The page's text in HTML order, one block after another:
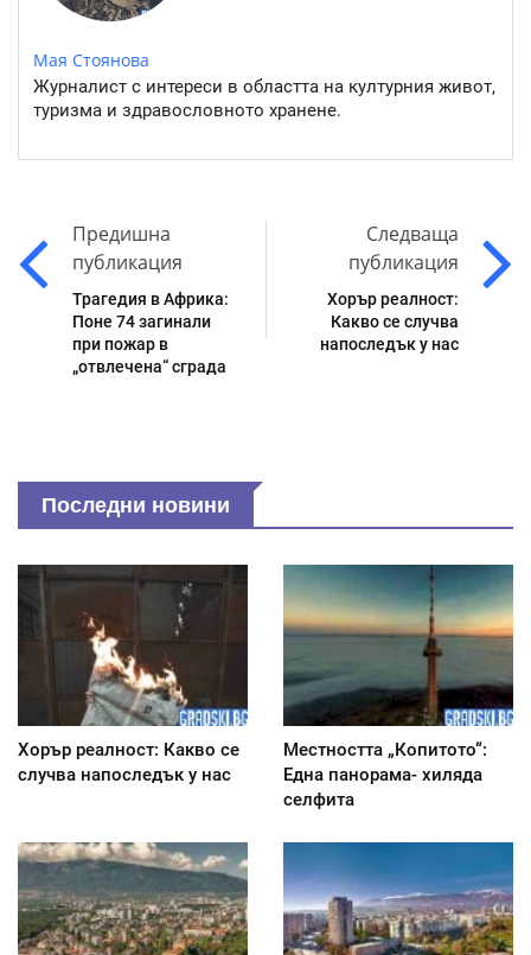
Мая Стоянова
Журналист с интереси в областта на културния живот,
туризма и здравословното хранене.
Предишна
публикация
Трагедия в Африка:
Поне 74 загинали
при пожар в
„отвлечена“ сграда
Следваща
публикация
Хорър реалност:
Какво се случва
напоследък у нас
Последни новини
Хорър реалност: Какво се
случва напоследък у нас
Местността „Копитото“:
Една панорама- хиляда
селфита